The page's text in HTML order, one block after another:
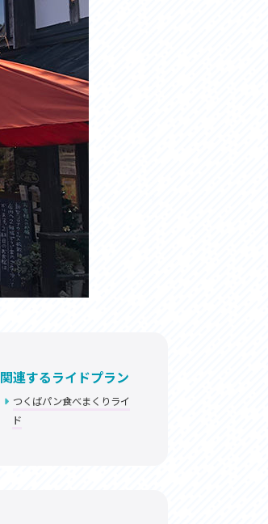
関連するライドプラン
つくばパン食べまくりライ
ド